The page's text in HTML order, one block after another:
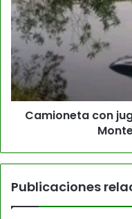
Camioneta con
Publicaciones